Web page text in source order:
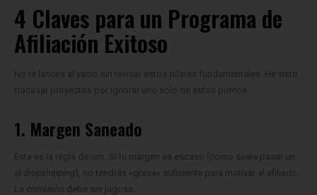
4 Claves para un Programa de
Afiliación Exitoso
No te lances al vacío sin revisar estos pilares fundamentales. He visto
fracasar proyectos por ignorar uno solo de estos puntos:
1. Margen Saneado
Esta es la regla de oro. Si tu margen es escaso (como suele pasar en
el dropshipping ), no tendrás «grasa» suficiente para motivar al afiliado.
La comisión debe ser jugosa.